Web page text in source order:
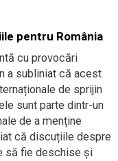
pentru România
cu provocări
a subliniat că acest
de sprijin
sunt parte dintr-un
de a menține
că discuțiile despre
să fie deschise și